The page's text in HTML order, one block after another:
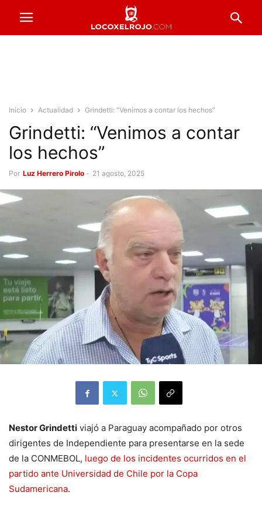
Inicio Actualidad Grindetti: “Venimos a contar los hechos”
Grindetti: “Venimos a contar
los hechos”
Por Luz Herrero Pirolo - 21 agosto, 2025
Nestor Grindetti viajó a Paraguay acompañado por otros
dirigentes de Independiente para presentarse en la sede
de la CONMEBOL, luego de los incidentes ocurridos en el
partido ante Universidad de Chile por la Copa
Sudamericana.